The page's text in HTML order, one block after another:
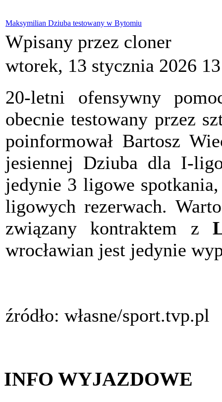
Maksymilian Dziuba testowany w Bytomiu
Wpisany przez cloner
wtorek, 13 stycznia 2026
20-letni ofensywny
obecnie testowany przez
poinformował Bartosz
jesiennej Dziuba dla I-
jedynie 3 ligowe
ligowych rezerwach.
związany kontraktem z
wrocławian jest jedynie
źródło: własne/sport.tvp.pl
INFO WYJAZDOWE